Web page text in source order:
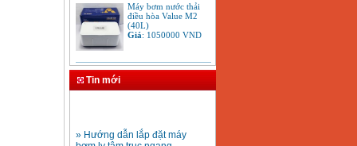
điều hòa Value M2
(40L)
Giá:1050000
Máy bơm đẩy cao
Giá:1650000VND
Máy bơm dầu Nocchi
PGA 60-40M
Tin mới
bơm ly tâm trục ngang